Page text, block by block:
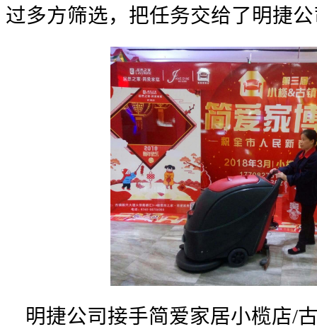
过多方筛选，把任务交给了明捷
明捷公司接手简爱家居小榄店/